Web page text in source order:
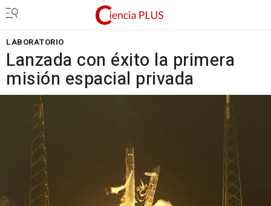
LABORATORIO
Lanzada con éxito la primera
misión espacial privada